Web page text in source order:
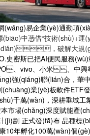
(wǎng)易企業(yè)通勤項
中憑借“技術(shù)+運
(diǎn)，破解大規
史密斯已把AI便民服務
、vivo、小米、中
強(qiáng)聯(lián)合，華
業(yè)板軟件ETF
千萬(wàn)，深耕垂域工
市場(chǎng)深度賦能產
(jì)劃 正式發(fā)布 品種
年孵化100萬(wàn)個